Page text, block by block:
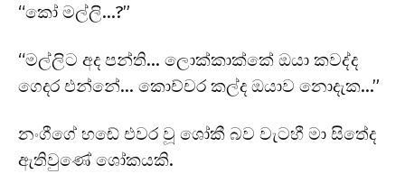
“කෝ මල්ලි…?”
“මල්ලිට අද පන්ති… ලොක්කාක්කේ ඔයා කවද්ද
ගෙදර එන්නේ… කොච්චර කල්ද ඔයාව නොදැක…”
නංගීගේ හඬේ එවර වූ ශෝකී බව වැටහී මා සිතේද
ඇතිවුණේ ශෝකයකි.